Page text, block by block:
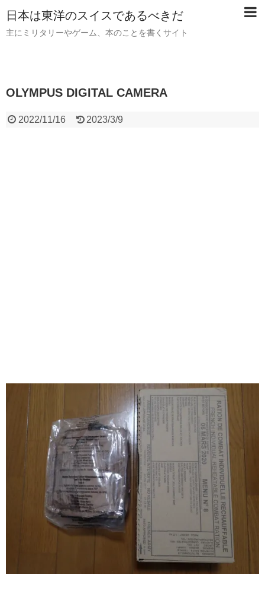
日本は東洋のスイスであるべきだ
主にミリタリーやゲーム、本のことを書くサイト
OLYMPUS DIGITAL CAMERA
2022/11/16 2023/3/9